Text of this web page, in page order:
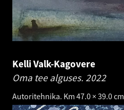
Kelli Valk-Kagovere
Oma tee alguses. 2022
Autoritehnika. Km 47.0 × 39.0 cm